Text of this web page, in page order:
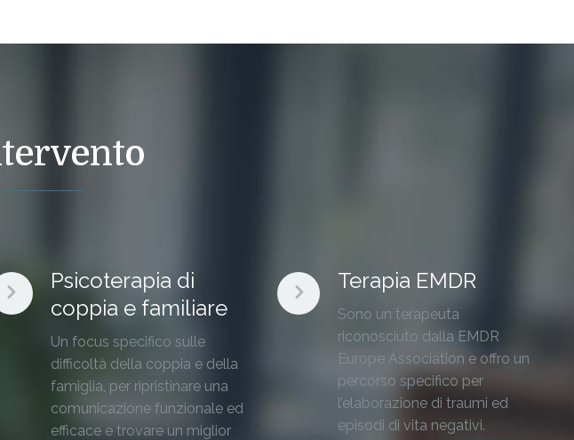
Psicoterapia di
coppia e familiare
Un focus specifico sulle
difficoltà della coppia e della
famiglia, per ripristinare una
comunicazione funzionale ed
efficace e trovare un miglior
Terapia EMDR
Sono un terapeuta
riconosciuto dalla EMDR
Europe Association e offro un
percorso specifico per
l’elaborazione di traumi ed
episodi di vita negativi.